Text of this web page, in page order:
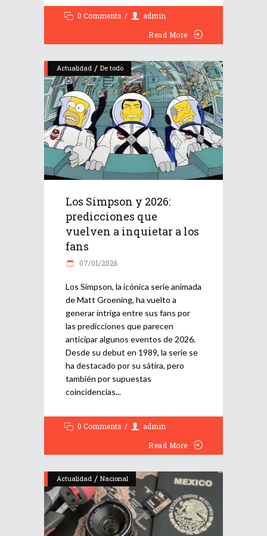
0 Comments
admin
Read More
Actualidad / De todo
Los Simpson y 2026:
predicciones que
vuelven a inquietar a los
fans
07/01/2026
Los Simpson, la icónica serie animada
de Matt Groening, ha vuelto a
generar intriga entre sus fans por
las predicciones que parecen
anticipar algunos eventos de 2026.
Desde su debut en 1989, la serie se
ha destacado por su sátira, pero
también por supuestas
coincidencias
0 Comments
admin
Read More
Actualidad / Nacional